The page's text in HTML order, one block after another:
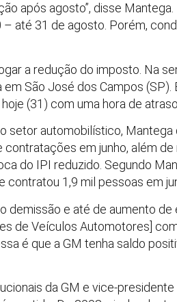
após agosto”, disse
até 31 de agosto. Porém,
a redução do imposto. Na
São José dos Campos
(31) com uma hora de atraso.
setor automobilístico,
em junho, além
do IPI reduzido. Segundo
1,9 mil pessoas em
demissão e até de aumento
de Veículos Automotores]
é que a GM tenha saldo
da GM e vice-